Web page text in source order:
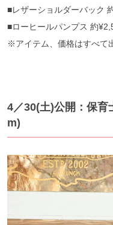
■レザーショルダーバック
■ローヒールパンプス 約
※アイテム、価格はすべて
4／30(土)公開：保育
m)